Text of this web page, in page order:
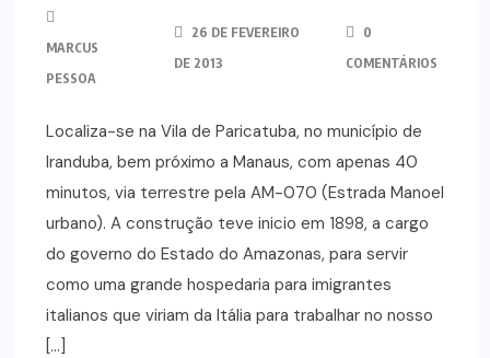
MARCUS
PESSOA
26 DE FEVEREIRO
DE 2013
0
COMENTÁRIOS
Localiza-se na Vila de Paricatuba, no município de
Iranduba, bem próximo a Manaus, com apenas 40
minutos, via terrestre pela AM-070 (Estrada Manoel
urbano). A construção teve inicio em 1898, a cargo
do governo do Estado do Amazonas, para servir
como uma grande hospedaria para imigrantes
italianos que viriam da Itália para trabalhar no nosso
[…]